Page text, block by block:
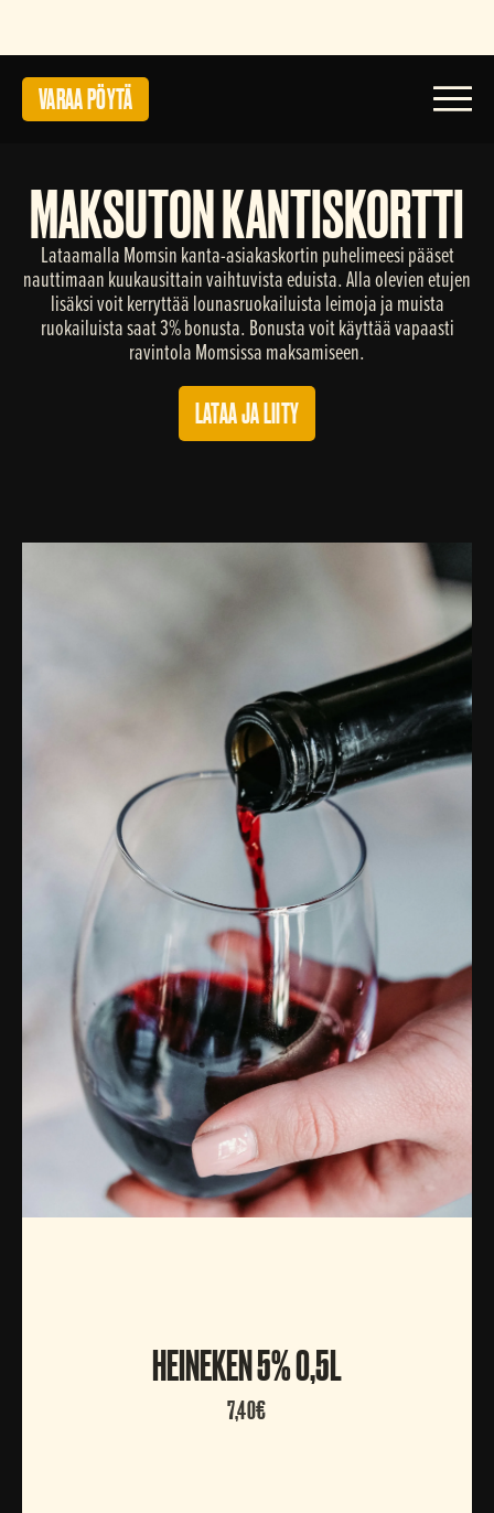
VARAA PÖYTÄ
MAKSUTON KANTISKORTTI
Lataamalla Momsin kanta-asiakaskortin puhelimeesi pääset
nauttimaan kuukausittain vaihtuvista eduista. Alla olevien etujen
lisäksi voit kerryttää lounasruokailuista leimoja ja muista
ruokailuista saat 3% bonusta. Bonusta voit käyttää vapaasti
ravintola Momsissa maksamiseen.
LATAA JA LIITY
HEINEKEN 5% 0,5L
7,40€